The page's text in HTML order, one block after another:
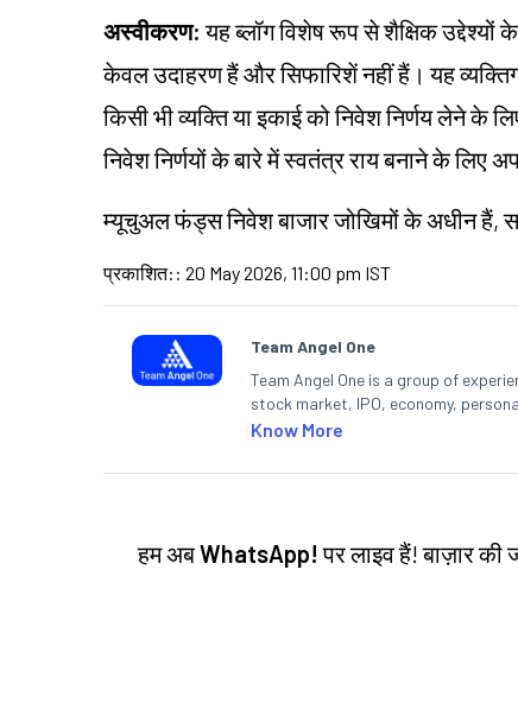
अस्वीकरण: यह ब्लॉग विशेष रूप से शैक्षिक उद्देश्यों
केवल उदाहरण हैं और सिफारिशें नहीं हैं। यह
किसी भी व्यक्ति या इकाई को निवेश निर्णय लेने के
निवेश निर्णयों के बारे में स्वतंत्र राय बनाने के लिए
म्यूचुअल फंड्स निवेश बाजार जोखिमों के अधीन हैं,
प्रकाशित: : 20 May 2026, 11:00 pm IST
Team Angel One
Team Angel One is a group of
stock market, IPO, economy,
Know More
हम अबWhatsApp! पर लाइव हैं! बाज़ार